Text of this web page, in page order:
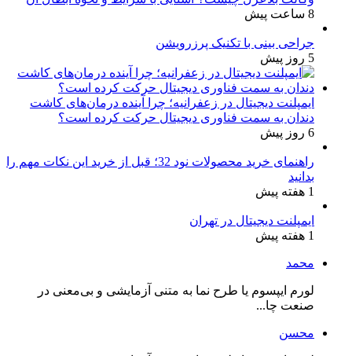
8 ساعت پیش
جراحی بینی با تکنیک پرزرویشن
5 روز پیش
ایمپلنت دیجیتال در زعفرانیه؛ چرا آینده درمان‌های کاشت
دندان به سمت فناوری دیجیتال حرکت کرده است؟
6 روز پیش
راهنمای خرید محصولات نود 32؛ قبل از خرید این نکات مهم را
بدانید
1 هفته پیش
ایمپلنت دیجیتال در تهران
1 هفته پیش
محمد
لورم ایپسوم یا طرح‌ نما به متنی آزمایشی و بی‌معنی در
صنعت چا...
محسن